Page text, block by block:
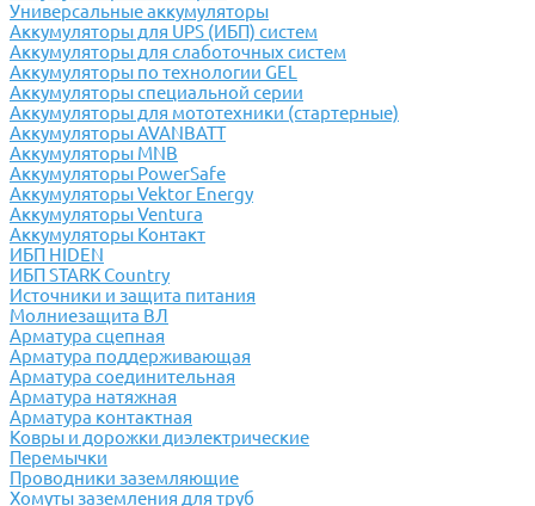
Универсальные аккумуляторы
Аккумуляторы для UPS (ИБП) систем
Аккумуляторы для слаботочных систем
Аккумуляторы по технологии GEL
Аккумуляторы специальной серии
Аккумуляторы для мототехники (стартерные)
Аккумуляторы AVANBATT
Аккумуляторы MNB
Аккумуляторы PowerSafe
Аккумуляторы Vektor Energy
Аккумуляторы Ventura
Аккумуляторы Контакт
ИБП HIDEN
ИБП STARK Country
Источники и защита питания
Молниезащита ВЛ
Арматура сцепная
Арматура поддерживающая
Арматура соединительная
Арматура натяжная
Арматура контактная
Ковры и дорожки диэлектрические
Перемычки
Проводники заземляющие
Хомуты заземления для труб